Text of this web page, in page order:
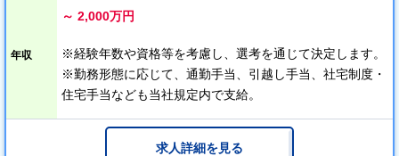
運営法人は、日本全国でクリニックの経営を行っております。
ェアや休暇取得も柔軟に行えます。 経営の専門家によるサポート
体制が構築されておりますので、ビジネス経験拡充や独立のご相
談なども適宜していただける環境です。
さる院長に対しては、売上等に連動したインセンティブ制度をお
年収
～ 2,000万円
※経験年数や資格等を考慮し、選考を通じて決定します。
※勤務形態に応じて、通勤手当、引越し手当、社宅制度・
住宅手当なども当社規定内で支給。
求人詳細を見る